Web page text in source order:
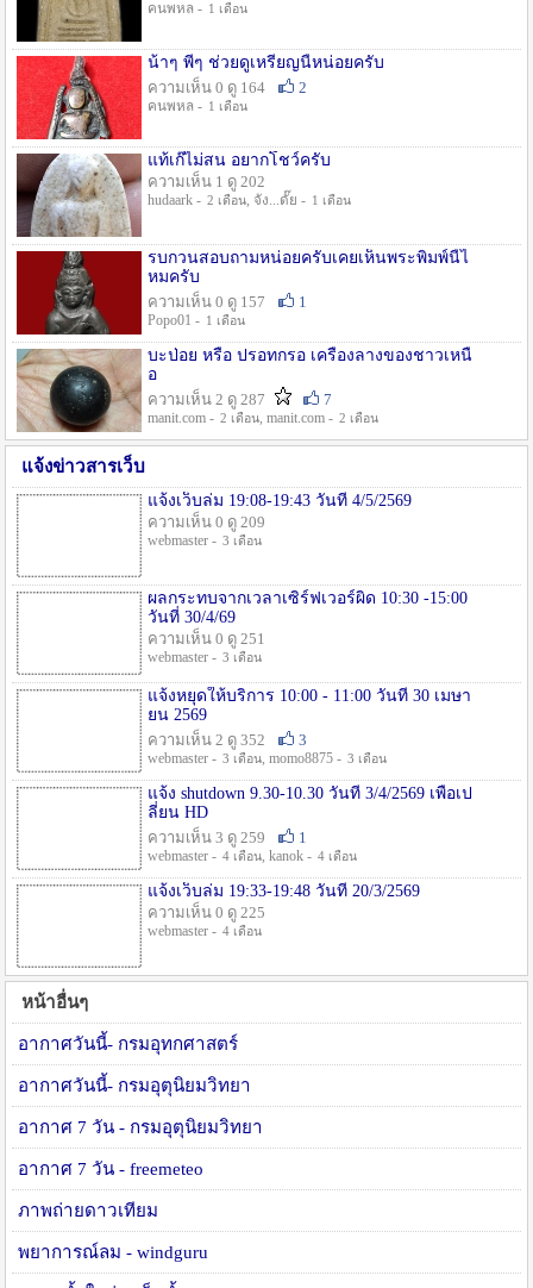
คนพหล - 1 เดือน
น้าๆ พี่ๆ ช่วยดูเหรียญนี้หน่อยครับ
ความเห็น 0 ดู 164
2
คนพหล - 1 เดือน
แท้เก๊ไม่สน อยากโชว์ครับ
ความเห็น 1 ดู 202
hudaark - 2 เดือน, จัง...ดั๊ย - 1 เดือน
รบกวนสอบถามหน่อยครับเคยเห็นพระพิมพ์นี้ไ
หมครับ
ความเห็น 0 ดู 157
1
Popo01 - 1 เดือน
บะป่อย หรือ ปรอทกรอ เครื่องลางของชาวเหนื
อ
ความเห็น 2 ดู 287
7
manit.com - 2 เดือน, manit.com - 2 เดือน
แจ้งข่าวสารเว็บ
แจ้งเว็บล่ม 19:08-19:43 วันที่ 4/5/2569
ความเห็น 0 ดู 209
webmaster - 3 เดือน
ผลกระทบจากเวลาเซิร์ฟเวอร์ผิด 10:30 -15:00
วันที่ 30/4/69
ความเห็น 0 ดู 251
webmaster - 3 เดือน
แจ้งหยุดให้บริการ 10:00 - 11:00 วันที่ 30 เมษา
ยน 2569
ความเห็น 2 ดู 352
3
webmaster - 3 เดือน, momo8875 - 3 เดือน
แจ้ง shutdown 9.30-10.30 วันที่ 3/4/2569 เพื่อเป
ลี่ยน HD
ความเห็น 3 ดู 259
1
webmaster - 4 เดือน, kanok - 4 เดือน
แจ้งเว็บล่ม 19:33-19:48 วันที่ 20/3/2569
ความเห็น 0 ดู 225
webmaster - 4 เดือน
หน้าอื่นๆ
อากาศวันนี้- กรมอุทกศาสตร์
อากาศวันนี้- กรมอุตุนิยมวิทยา
อากาศ 7 วัน - กรมอุตุนิยมวิทยา
อากาศ 7 วัน - freemeteo
ภาพถ่ายดาวเทียม
พยาการณ์ลม - windguru